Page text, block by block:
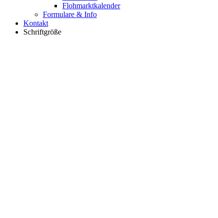
Flohmarktkalender
Formulare & Info
Kontakt
Schriftgröße